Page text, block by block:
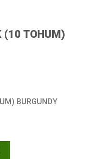
(10 TOHUM)
BURGUNDY
BURGUNDY adet